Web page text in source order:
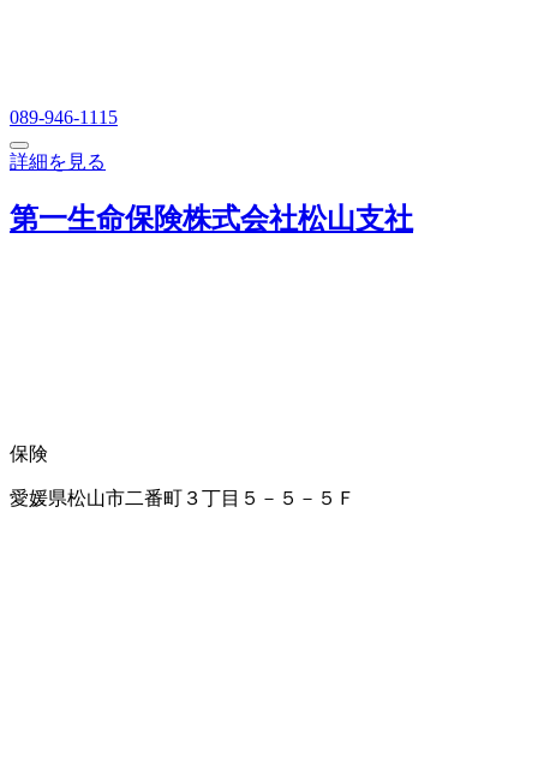
089-946-1115
詳細を見る
第一生命保険株式会社松山支社
保険
愛媛県松山市二番町３丁目５－５－５Ｆ